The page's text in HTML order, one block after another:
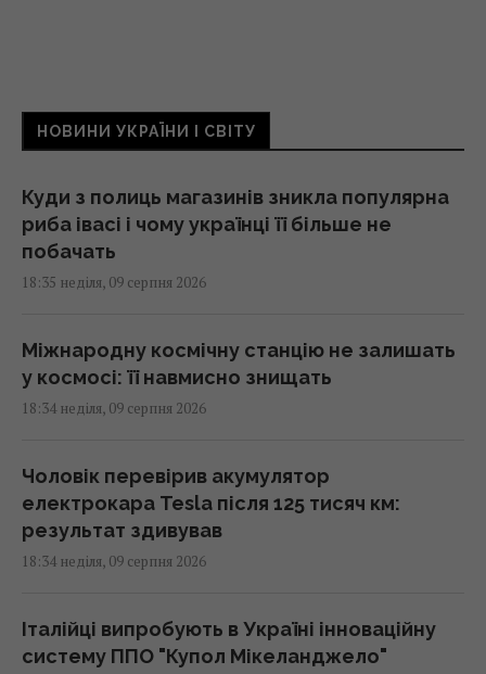
НОВИНИ УКРАЇНИ І СВІТУ
Куди з полиць магазинів зникла популярна
риба івасі і чому українці її більше не
побачать
18:35 неділя, 09 серпня 2026
Міжнародну космічну станцію не залишать
у космосі: її навмисно знищать
18:34 неділя, 09 серпня 2026
Чоловік перевірив акумулятор
електрокара Tesla після 125 тисяч км:
результат здивував
18:34 неділя, 09 серпня 2026
Італійці випробують в Україні інноваційну
систему ППО "Купол Мікеланджело"